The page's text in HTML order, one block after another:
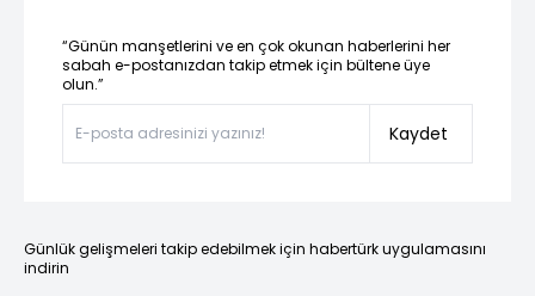
“Günün manşetlerini ve en çok okunan haberlerini her
sabah e-postanızdan takip etmek için bültene üye
olun.”
Kaydet
Günlük gelişmeleri takip edebilmek için habertürk uygulamasını
indirin